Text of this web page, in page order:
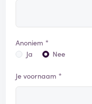
Anoniem *
Ja
Nee
Je voornaam *